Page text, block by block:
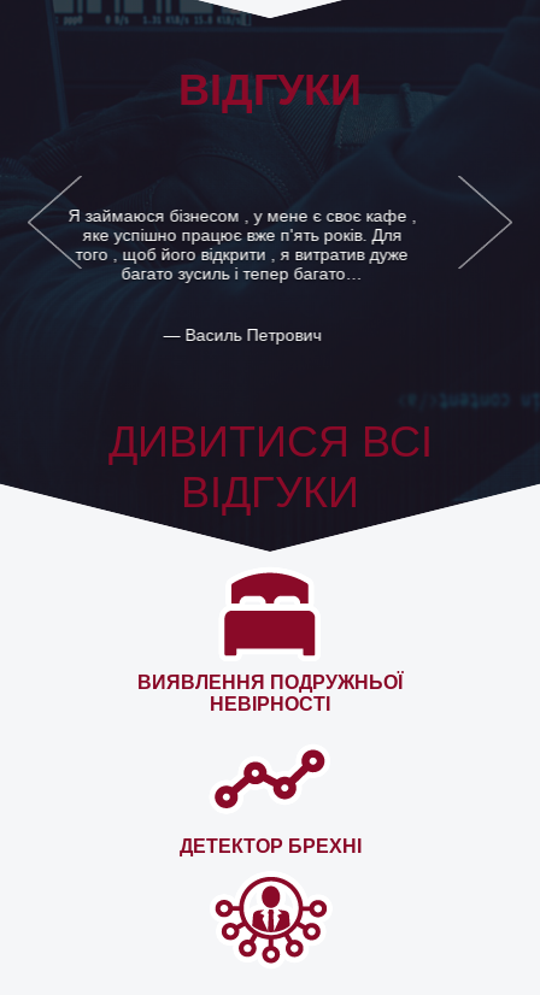
ВІДГУКИ
Зі мною на роботі стався нещасний
випадок, мені його не стали оформляти.
Коли ж я спробував відстоювати свої права,
мене і зовсім звільнили, скориставшись…
— Дуже Вдячний клієнт
ДИВИТИСЯ ВСІ
ВІДГУКИ
ВИЯВЛЕННЯ ПОДРУЖНЬОЇ
НЕВІРНОСТІ
ДЕТЕКТОР БРЕХНІ